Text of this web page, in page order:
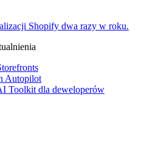
Shopify dwa razy w roku.
Autopilot
Toolkit dla deweloperów